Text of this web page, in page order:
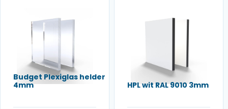
Budget Plexiglas helder
4mm
HPL wit RAL 9010 3mm